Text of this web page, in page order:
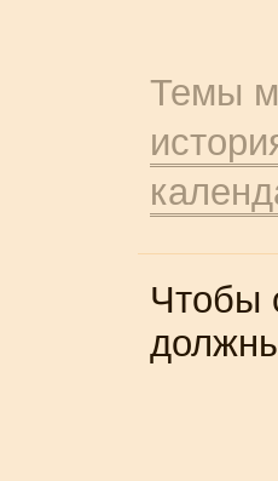
Темы
Чтобы